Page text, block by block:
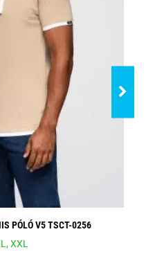
PÓLÓ V5 TSCT-0256
XXL